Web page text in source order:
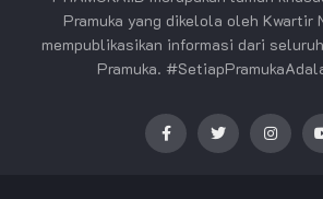
Pramuka yang dikelola oleh Kwartir
mempublikasikan informasi dari
Pramuka.